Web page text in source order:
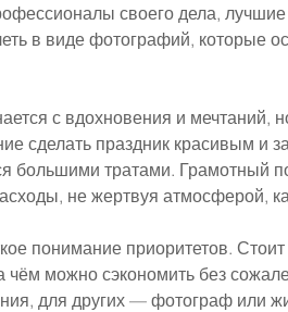
своего дела,
в виде фотографий, которые
с вдохновения и мечтаний,
сделать праздник красивым и
большими тратами. Грамотный
не жертвуя атмосферой,
понимание приоритетов. Стоит
чём можно сэкономить без
для других — фотограф или